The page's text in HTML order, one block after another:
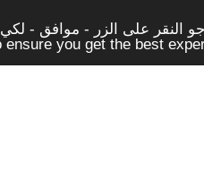
النقر على الزر - موافق -
you get the best